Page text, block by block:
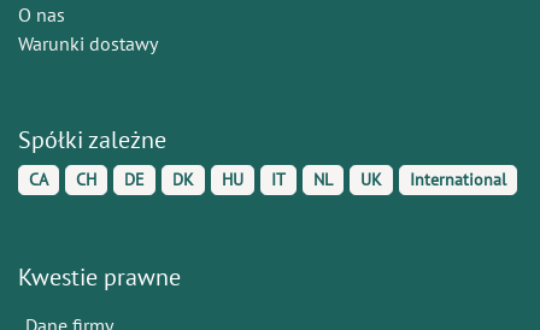
O nas
Warunki dostawy
Spółki zależne
CA CH DE DK HU IT NL UK International
Kwestie prawne
Dane firmy